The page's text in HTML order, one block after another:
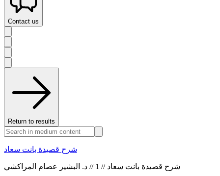
Contact us
Return to results
شرح قصيدة بانت سعاد
شرح قصيدة بانت سعاد // 1 // د. البشير عصام المراكشي